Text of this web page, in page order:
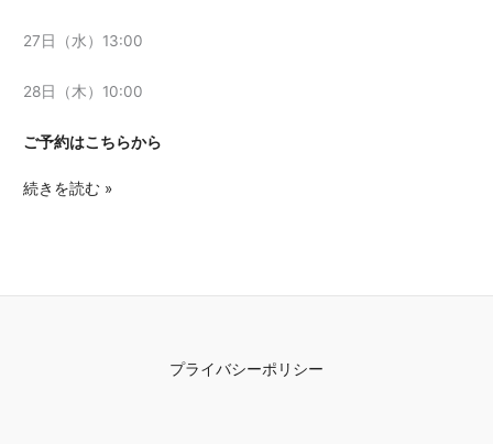
27日（水）13:00
28日（木）10:00
ご予約はこちらから
続きを読む »
プライバシーポリシー